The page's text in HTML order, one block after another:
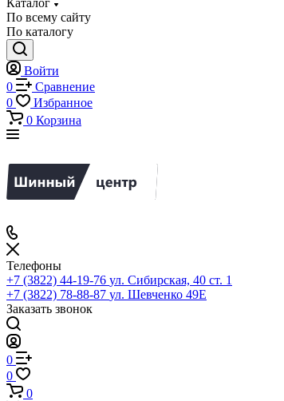
Каталог
По всему сайту
По каталогу
Войти
0
Сравнение
0
Избранное
0 Корзина
Телефоны
+7 (3822) 44-19-76 ул. Сибирская, 40 ст. 1
+7 (3822) 78-88-87 ул. Шевченко 49Е
Заказать звонок
0
0
0